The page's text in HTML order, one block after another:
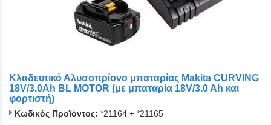
Κλαδευτικό Αλυσοπρίονο μπαταρίας Makita CURVING
18V/3.0Ah BL MOTOR (με μπαταρία 18V/3.0 Ah και
φορτιστή)
Κωδικός Προϊόντος: *21164 + *21165